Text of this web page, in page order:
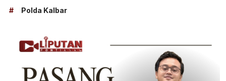
#
Polda Kalbar